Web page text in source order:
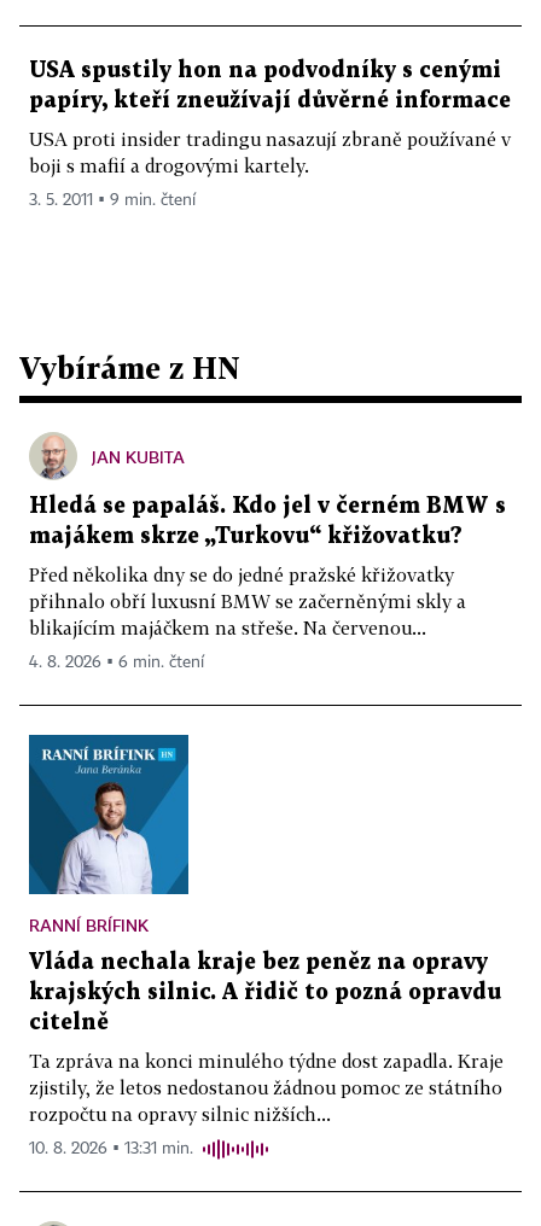
USA spustily hon na podvodníky s cenými
papíry, kteří zneužívají důvěrné informace
USA proti insider tradingu nasazují zbraně používané v
boji s mafií a drogovými kartely.
3. 5. 2011 ▪ 9 min. čtení
Vybíráme z HN
JAN KUBITA
Hledá se papaláš. Kdo jel v černém BMW s
majákem skrze „Turkovu“ křižovatku?
Před několika dny se do jedné pražské křižovatky
přihnalo obří luxusní BMW se začerněnými skly a
blikajícím majáčkem na střeše. Na červenou...
4. 8. 2026 ▪ 6 min. čtení
RANNÍ BRÍFINK
Vláda nechala kraje bez peněz na opravy
krajských silnic. A řidič to pozná opravdu
citelně
Ta zpráva na konci minulého týdne dost zapadla. Kraje
zjistily, že letos nedostanou žádnou pomoc ze státního
rozpočtu na opravy silnic nižších...
10. 8. 2026 ▪ 13:31 min.